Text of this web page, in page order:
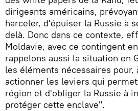
dirigeants américains,
harceler, d'épuiser la Russie à
delà. Donc dans ce contexte,
Moldavie, avec ce contingent
rappelons aussi la situation en
les éléments nécessaires pour,
actionner les leviers qui
région et d'obliger la Russie à
protéger cette enclave".